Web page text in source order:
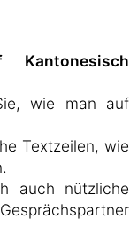
wie man auf
Textzeilen, wie
auch nützliche